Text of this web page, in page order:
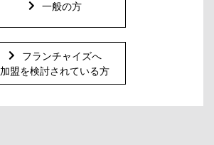
一般の方
フランチャイズへ
加盟を検討されている方